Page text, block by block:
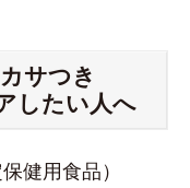
サつき
したい人へ
保健用食品）